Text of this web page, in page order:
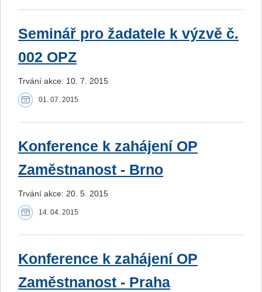
Seminář pro žadatele k výzvě č.
002 OPZ
Trvání akce: 10. 7. 2015
01. 07. 2015
Konference k zahájení OP
Zaměstnanost - Brno
Trvání akce: 20. 5. 2015
14. 04. 2015
Konference k zahájení OP
Zaměstnanost - Praha